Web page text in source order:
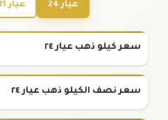
عيار 24 عيار 21
سعر كيلو ذهب عيار ٢٤
سعر نصف الكيلو ذهب عيار ٢٤